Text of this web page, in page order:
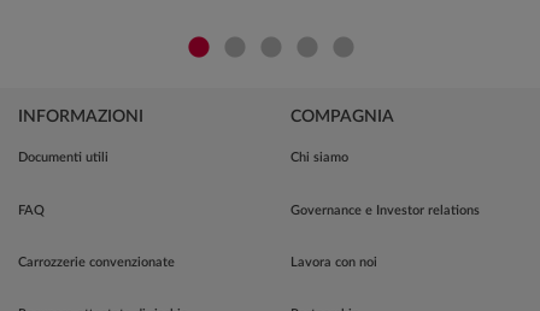
INFORMAZIONI
Documenti utili
FAQ
Carrozzerie convenzionate
COMPAGNIA
Chi siamo
Governance e Investor relations
Lavora con noi